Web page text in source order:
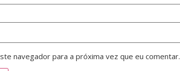
navegador para a próxima vez que eu comentar.